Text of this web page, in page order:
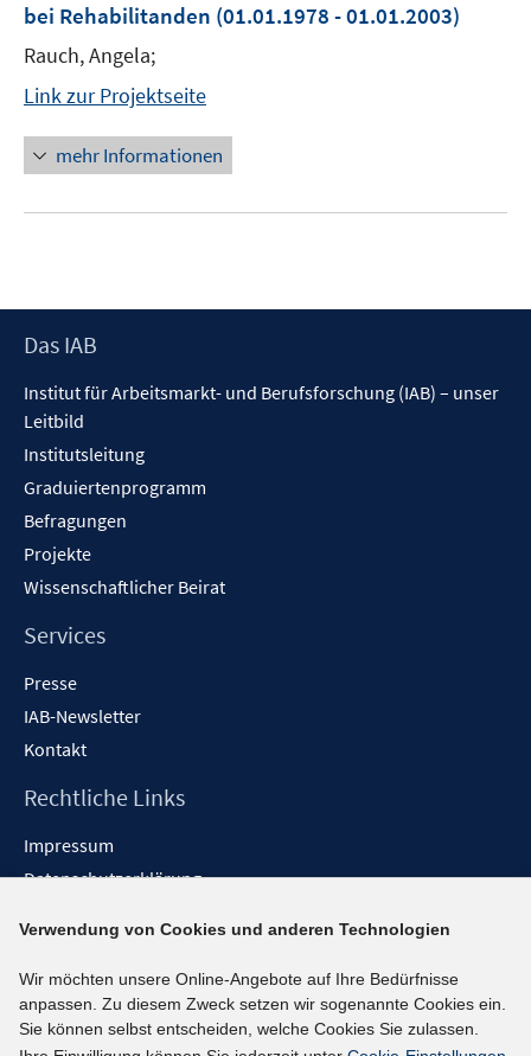
bei Rehabilitanden (01.01.1978 - 01.01.2003)
Rauch, Angela;
Link zur Projektseite
mehr Informationen
Footer
Das IAB
Institut für Arbeitsmarkt- und Berufsforschung (IAB) – unser
Leitbild
Institutsleitung
Graduiertenprogramm
Befragungen
Projekte
Wissenschaftlicher Beirat
Services
Presse
IAB-Newsletter
Kontakt
Rechtliche Links
Impressum
Datenschutzerklärung
Barrieren melden
Social-Media-Kanäle
BlueSky
Verwendung von Cookies und anderen Technologien
Wir möchten unsere Online-Angebote auf Ihre Bedürfnisse
anpassen. Zu diesem Zweck setzen wir sogenannte Cookies ein.
Sie können selbst entscheiden, welche Cookies Sie zulassen.